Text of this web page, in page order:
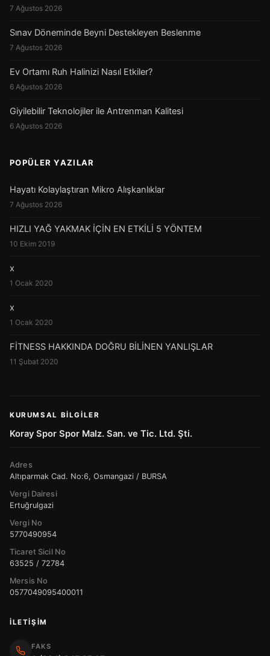
7 Ağustos 2026
Sınav Döneminde Beyni Destekleyen Beslenme
7 Ağustos 2026
Ev Ortamı Ruh Halinizi Nasıl Etkiler?
6 Ağustos 2026
Giyilebilir Teknolojiler ile Antrenman Kalitesi
6 Ağustos 2026
POPÜLER YAZILAR
Hayatı Kolaylaştıran Mikro Alışkanlıklar
7 Ağustos 2026
HIZLI YAĞ YAKMAK İÇİN EN ETKİLİ 5 YÖNTEM
10 Ekim 2019
x
1 Ocak 2020
x
1 Ocak 2020
FİTNESS HAKKINDA DOĞRU BİLİNEN YANLIŞLAR
11 Şubat 2020
KURUMSAL BILGILER
Koray Spor Spor Malz. San. ve Tic. Ltd. Şti.
Adres
Altıparmak Cad. No:6, Osmangazi / BURSA
Vergi Dairesi
Ertuğrulgazi
Vergi No
5770490954
Ticaret Sicil No
63525 / 72784
Mersis No
0577049095400011
İLETIŞIM
FAKS